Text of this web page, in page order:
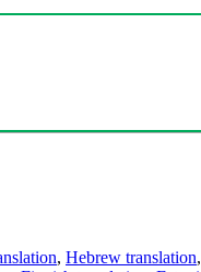
, Hebrew translation,